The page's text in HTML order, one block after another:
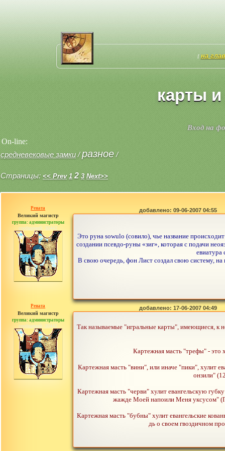
[ на
карты
Вход на
On-line:
средневековые замки/разное/
Страницы:<< Prev 1 2 3 Next>>
Рената
Великий магистр
группа: администраторы
сообщений: 30442
добавлено: 09-06-2007 04:55
Это руна sowulo (совило), чье название
создании псевдо-руны «зиг», которая с подачи
евиатура
В свою очередь, фон Лист создал свою систему,
Рената
Великий магистр
группа: администраторы
сообщений: 30442
добавлено: 17-06-2007 04:49
Так называемые "игральные карты", имеющиеся, к
Картежная масть "трефы" - это
Картежная масть "вини", или иначе "пики", хулит
онзили"
Картежная масть "черви" хулит евангельскую
жажде Моей напоили Меня уксусом"
Картежная масть "бубны" хулит евангельские
дь о своем гвоздичном